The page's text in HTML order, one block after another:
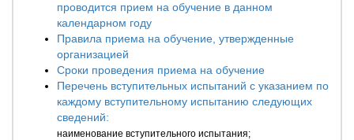
проводится прием на обучение в данном
календарном году
Правила приема на обучение, утвержденные
организацией
Сроки проведения приема на обучение
Перечень вступительных испытаний с указанием по
каждому вступительному испытанию следующих
сведений:
наименование вступительного испытания;